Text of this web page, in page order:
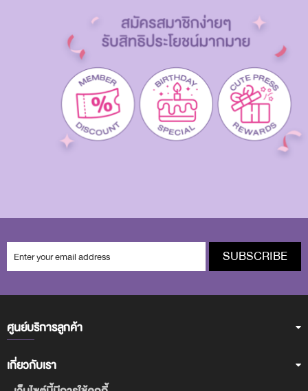
SUBSCRIBE
ศูนย์บริการลูกค้า
เกี่ยวกับเรา